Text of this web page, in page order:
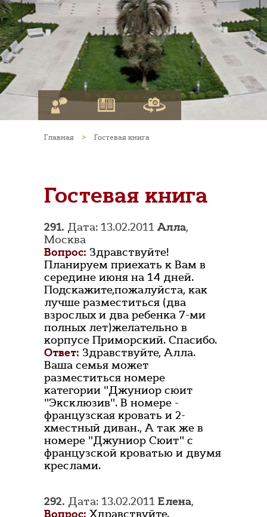
Главная > Гостевая книга
Гостевая книга
291. Дата: 13.02.2011Алла,
Москва
Вопрос: Здравствуйте!
Планируем приехать к Вам в
середине июня на 14 дней.
Подскажите,пожалуйста, как
лучше разместиться (два
взрослых и два ребенка 7-ми
полных лет)желательно в
корпусе Приморский. Спасибо.
Ответ: Здравствуйте, Алла.
Ваша семья может
разместиться номере
категории "Джуниор сюит
"Эксклюзив". В номере -
французская кровать и 2-
хместный диван., А так же в
номере "Джуниор Сюит" с
французской кроватью и двумя
креслами.
292. Дата: 13.02.2011 Елена,
Вопрос: Хдравствуйте.